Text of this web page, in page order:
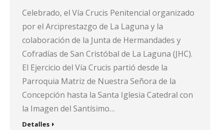
Celebrado, el Vía Crucis Penitencial organizado
por el Arciprestazgo de La Laguna y la
colaboración de la Junta de Hermandades y
Cofradías de San Cristóbal de La Laguna (JHC).
El Ejercicio del Vía Crucis partió desde la
Parroquia Matriz de Nuestra Señora de la
Concepción hasta la Santa Iglesia Catedral con
la Imagen del Santísimo…
Detalles